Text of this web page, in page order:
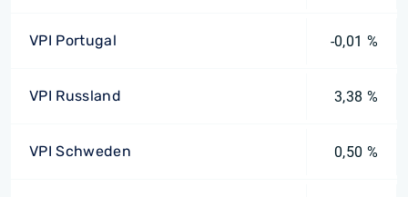
VPI Portugal -0,01 %
VPI Russland 3,38 %
VPI Schweden 0,50 %